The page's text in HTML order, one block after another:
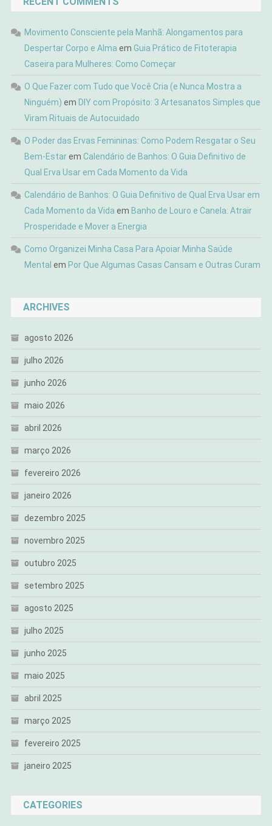
Movimento Consciente pela Manhã: Alongamentos para
Despertar Corpo e Alma em Guia Prático de Fitoterapia
Caseira para Mulheres: Como Começar
O Que Fazer com Tudo que Você Cria (e Nunca Mostra a
Ninguém) em DIY com Propósito: 3 Artesanatos Simples que
Viram Rituais de Autocuidado
O Poder das Ervas Femininas: Como Podem Resgatar o Seu
Bem-Estarem Calendário de Banhos: O Guia Definitivo de
Qual Erva Usar em Cada Momento da Vida
Calendário de Banhos: O Guia Definitivo de Qual Erva Usar em
Cada Momento da Vida em Banho de Louro e Canela: Atrair
Prosperidade e Mover a Energia
Como Organizei Minha Casa Para Apoiar Minha Saúde
Mental em Por Que Algumas Casas Cansam e Outras Curam
ARCHIVES
agosto 2026
julho 2026
junho 2026
maio 2026
abril 2026
março 2026
fevereiro 2026
janeiro 2026
dezembro 2025
novembro 2025
outubro 2025
setembro 2025
agosto 2025
julho 2025
junho 2025
maio 2025
abril 2025
março 2025
fevereiro 2025
janeiro 2025
CATEGORIES